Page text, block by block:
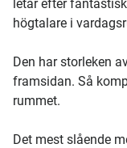
letar efter
högtalare i
Den har storleken
framsidan. Så
rummet.
Det mest slående